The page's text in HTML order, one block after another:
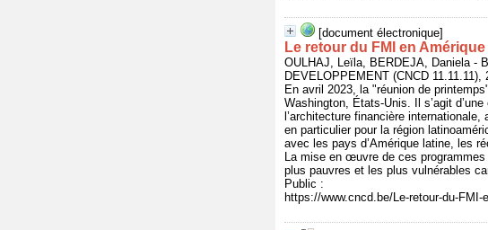
[document électronique]
Le retour du FMI en
OULHAJ, Leïla, BERDEJA, Daniela -
DEVELOPPEMENT (CNCD 11.11.11),
En avril 2023, la "réunion de
Washington, États-Unis. Il s’agit
l’architecture financière
en particulier pour la région
avec les pays d’Amérique latine, les
La mise en œuvre de ces
plus pauvres et les plus vulnérables
Public :
https://www.cncd.be/Le-retour-du-FMI-